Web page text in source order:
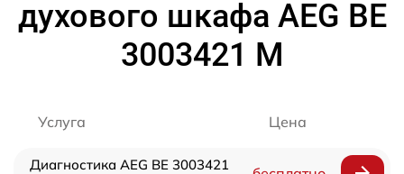
духового шкафа AEG BE
3003421 M
Услуга Цена
Диагностика AEG BE 3003421